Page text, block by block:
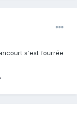
s'est fourrée